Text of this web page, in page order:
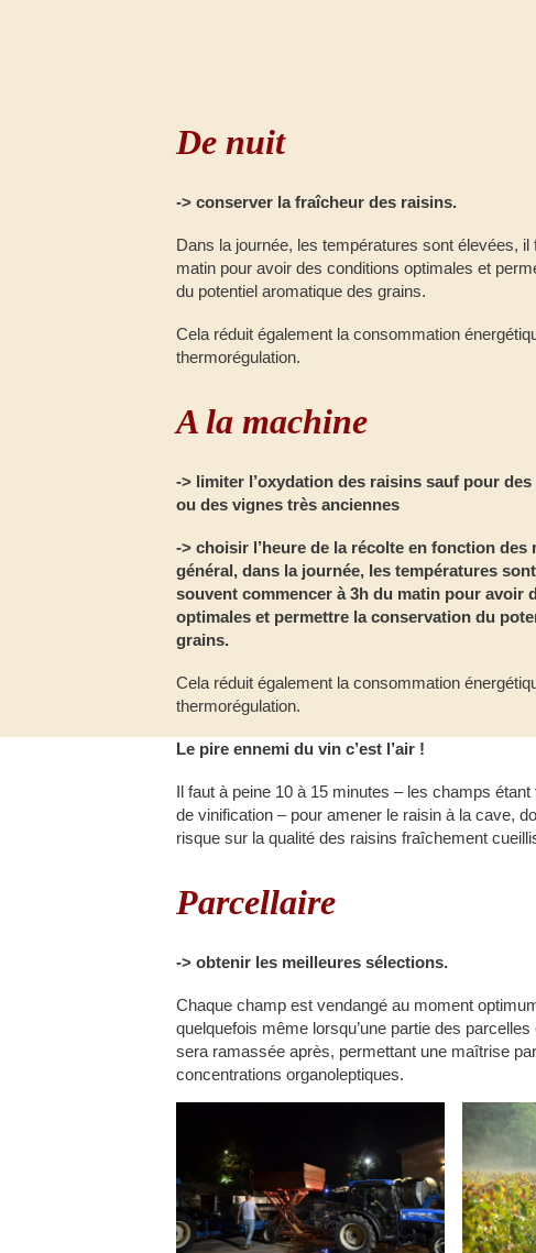
De nuit
-> conserver la fraîcheur des raisins.
Dans la journée, les températures sont élevées, il
matin pour avoir des conditions optimales et
du potentiel aromatique des grains.
Cela réduit également la consommation
thermorégulation.
A la machine
-> limiter l’oxydation des raisins sauf pour
ou des vignes très anciennes
-> choisir l’heure de la récolte en fonction des
général, dans la journée, les températures
souvent commencer à 3h du matin pour avoir
optimales et permettre la conservation du
grains.
Cela réduit également la consommation
thermorégulation.
Le pire ennemi du vin c’est l’air !
Il faut à peine 10 à 15 minutes – les champs
de vinification – pour amener le raisin à la cave,
risque sur la qualité des raisins fraîchement
Parcellaire
-> obtenir les meilleures sélections.
Chaque champ est vendangé au moment
quelquefois même lorsqu’une partie des parcelles
sera ramassée après, permettant une maîtrise
concentrations organoleptiques.